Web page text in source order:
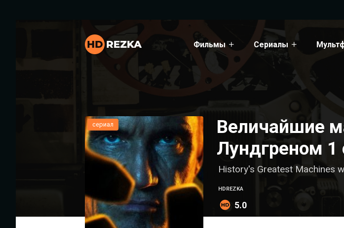
Фильмы Сериалы
Величайшие
Лундгреном 1
сериал
History's Greatest Machines
HDREZKA
5.0